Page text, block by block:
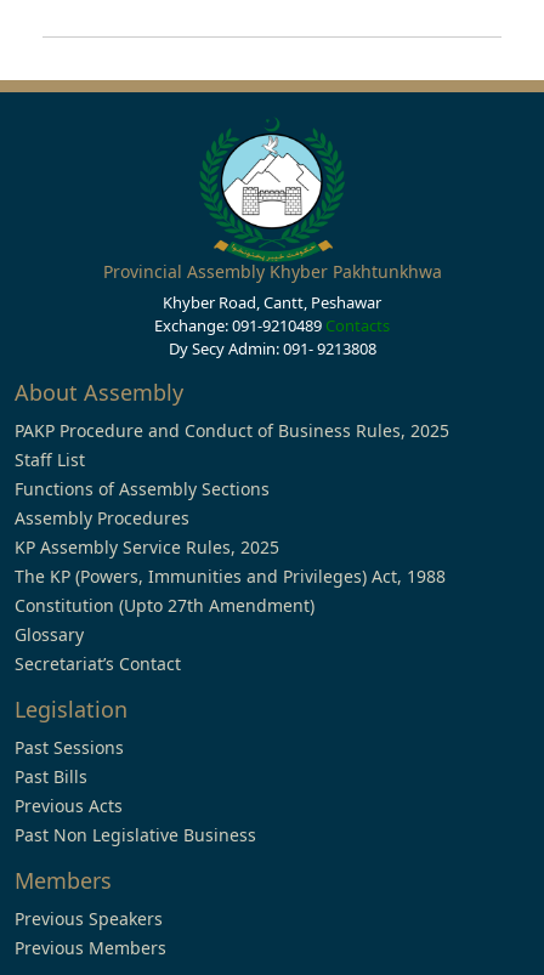
Provincial Assembly Khyber Pakhtunkhwa
Khyber Road, Cantt, Peshawar
Exchange: 091-9210489 Contacts
Dy Secy Admin: 091- 9213808
About Assembly
PAKP Procedure and Conduct of Business Rules, 2025
Staff List
Functions of Assembly Sections
Assembly Procedures
KP Assembly Service Rules, 2025
The KP (Powers, Immunities and Privileges) Act, 1988
Constitution (Upto 27th Amendment)
Glossary
Secretariat’s Contact
Legislation
Past Sessions
Past Bills
Previous Acts
Past Non Legislative Business
Members
Previous Speakers
Previous Members